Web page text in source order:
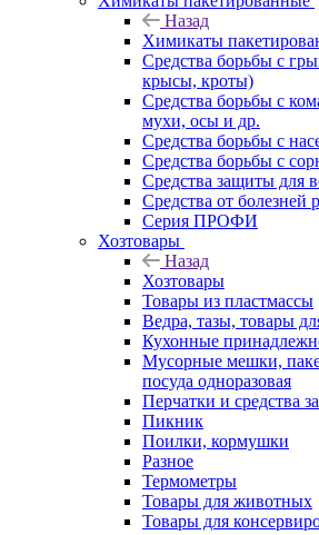
Назад
Химикаты
Средства борьбы с
крысы, кроты)
Средства борьбы с
мухи, осы и др.
Средства борьбы с
Средства борьбы с
Средства защиты для
Средства от болезней
Серия ПРОФИ
Хозтовары
Назад
Хозтовары
Товары из пластмассы
Ведра, тазы, товары
Кухонные
Мусорные мешки,
посуда одноразовая
Перчатки и средства
Пикник
Поилки, кормушки
Разное
Термометры
Товары для животных
Товары для